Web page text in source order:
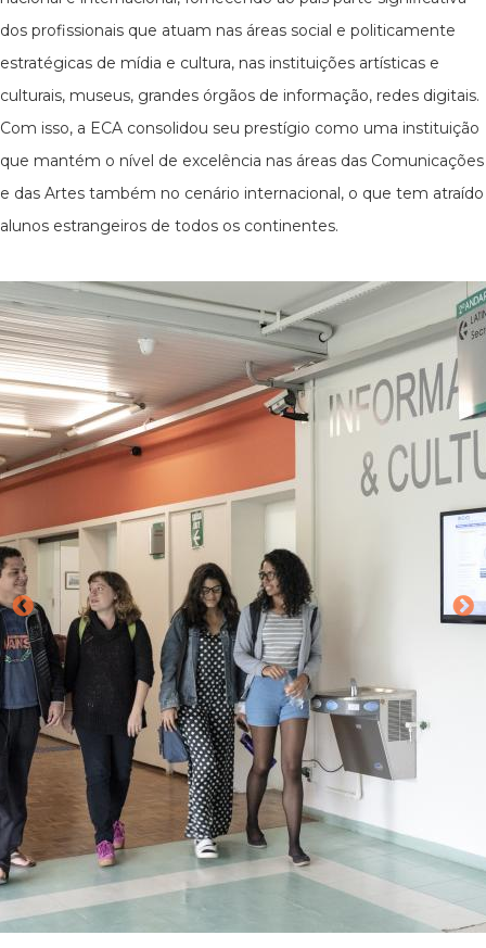
dos profissionais que atuam nas áreas social e politicamente
estratégicas de mídia e cultura, nas instituições artísticas e
culturais, museus, grandes órgãos de informação, redes digitais.
Com isso, a ECA consolidou seu prestígio como uma instituição
que mantém o nível de excelência nas áreas das Comunicações
e das Artes também no cenário internacional, o que tem atraído
alunos estrangeiros de todos os continentes.